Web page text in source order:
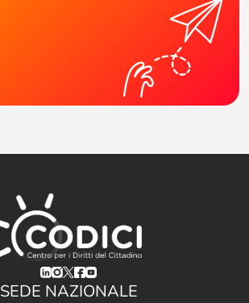
(opens in a new tab)
(opens in a new tab)
(opens in a new tab)
(opens in a new tab)
(opens in a new tab)
SEDE NAZIONALE